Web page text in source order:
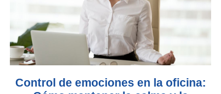
Control de emociones en la oficina: